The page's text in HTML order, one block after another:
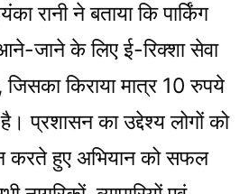
रानी ने बताया कि पार्किंग
जाने के लिए ई-रिक्शा सेवा
जिसका किराया मात्र 10 रुपये
है। प्रशासन का उद्देश्य लोगों को
करते हुए अभियान को सफल